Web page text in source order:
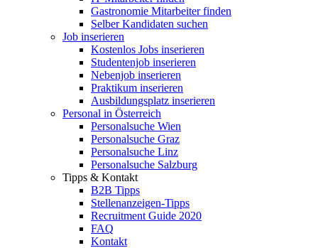
Gastronomie Mitarbeiter finden
Selber Kandidaten suchen
Job inserieren
Kostenlos Jobs inserieren
Studentenjob inserieren
Nebenjob inserieren
Praktikum inserieren
Ausbildungsplatz inserieren
Personal in Österreich
Personalsuche Wien
Personalsuche Graz
Personalsuche Linz
Personalsuche Salzburg
Tipps & Kontakt
B2B Tipps
Stellenanzeigen-Tipps
Recruitment Guide 2020
FAQ
Kontakt